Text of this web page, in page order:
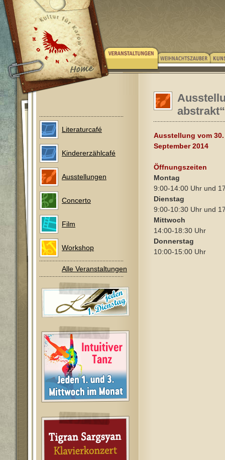
Literaturcafé
Kindererzählcafé
Ausstellungen
Concerto
Film
Workshop
Alle Veranstaltungen
abstrakt“
Ausstellung vom
September 2014
Öffnungszeiten
Montag
9:00-14:00 Uhr und
Dienstag
9:00-10:30 Uhr und
Mittwoch
14:00-18:30 Uhr
Donnerstag
10:00-15:00 Uhr